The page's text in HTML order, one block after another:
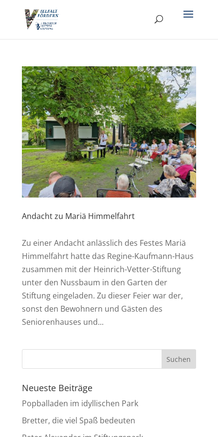
Andacht zu Mariä Himmelfahrt
Zu einer Andacht anlässlich des Festes Mariä
Himmelfahrt hatte das Regine-Kaufmann-Haus
zusammen mit der Heinrich-Vetter-Stiftung
unter den Nussbaum in den Garten der
Stiftung eingeladen. Zu dieser Feier war der,
sonst den Bewohnern und Gästen des
Seniorenhauses und...
Neueste Beiträge
Popballaden im idyllischen Park
Bretter, die viel Spaß bedeuten